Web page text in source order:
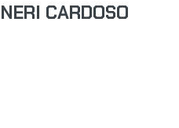
CARDOSO